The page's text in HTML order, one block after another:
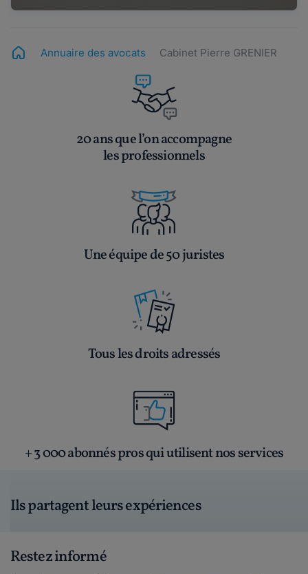
Annuaire des avocats Cabinet Pierre GRENIER
20 ans que l’on accompagne
les professionnels
Une équipe de 50 juristes
Tous les droits adressés
+ 3 000 abonnés pros qui utilisent nos services
Ils partagent leurs expériences
Restez informé